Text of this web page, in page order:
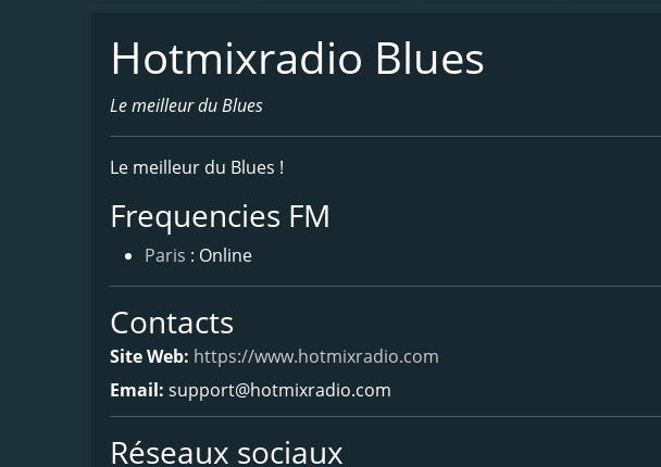
Hotmixradio Blues
Le meilleur du Blues
Le meilleur du Blues !
Frequencies FM
Paris : Online
Contacts
Site Web: https://www.hotmixradio.com
Email: support@hotmixradio.com
Réseaux sociaux